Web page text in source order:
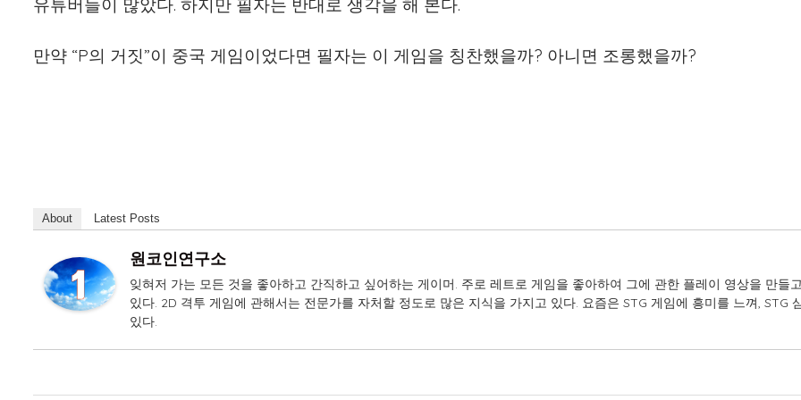
만약 “P의 거짓”이 중국 게임이었다면 필자는 이 게임을 칭찬했을까? 아니면 조롱했을까?
About Latest Posts
원코인연구소
잊혀저 가는 모든 것을 좋아하고 간직하고 싶어하는 게이머. 주로 레트로 게임을 좋아하여 그에 관한 플레이 영상을 만들
있다. 2D 격투 게임에 관해서는 전문가를 자처할 정도로 많은 지식을 가지고 있다. 요즘은 STG 게임에 흥미를 느껴, STG
있다.